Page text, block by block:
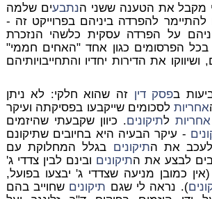
מקבל את הטענה ששני הנתבעים שלמה
להתיימר להפרדה ביניהם בפרוייקט זה -
על הפרדה עסקית כלשהי הנזכרת
בכל הפרסומים כגון אחד "האחים חממי"
ושיווקו את הדירות יחדיו והתחייבויותיהם
בפסק דין זה שהוא חלקי: לא ניתן
אחריותלסכומים שייקבעו בפסיקתה ועיקר
אחריותלתיקונים. כיוון שקבעתי שהיזמים
- עיקר הבעיה היא בחיובים שתיקונם
לעכב את התיקונים בגלל המחלוקת עם
לבצע את התיקונים ובינם לבין צדדי ג'
כמובן מניעה שצדדי ג' יבצעו בפועל,
). נראה לי שגם תיקונים שחוייב בהם